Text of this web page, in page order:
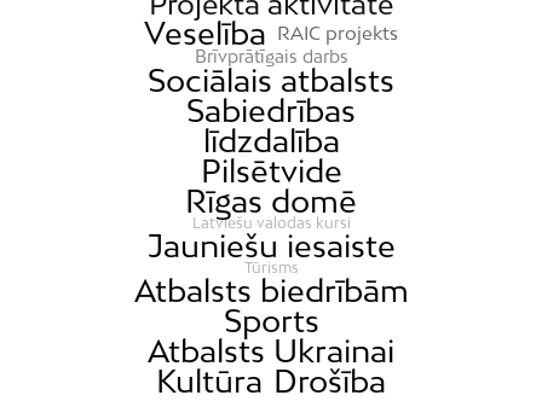
Veselība RAIC projekts
Brīvprātīgais darbs
Sociālais atbalsts
Sabiedrības
līdzdalība
Pilsētvide
Rīgas domē
Latviešu valodas kursi
Jauniešu iesaiste
Tūrisms
Atbalsts biedrībām
Sports
Atbalsts Ukrainai
Kultūra Drošība